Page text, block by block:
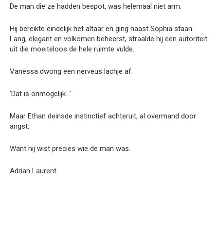
De man die ze hadden bespot, was helemaal niet arm.
Hij bereikte eindelijk het altaar en ging naast Sophia staan.
Lang, elegant en volkomen beheerst, straalde hij een autoriteit
uit die moeiteloos de hele ruimte vulde.
Vanessa dwong een nerveus lachje af.
‘Dat is onmogelijk…’
Maar Ethan deinsde instinctief achteruit, al overmand door
angst.
Want hij wist precies wie de man was.
Adrian Laurent.